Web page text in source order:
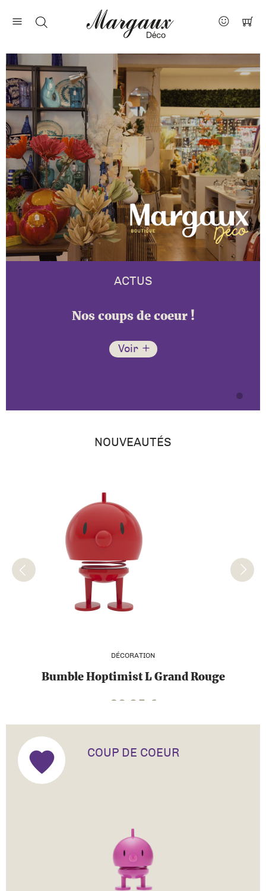
Nos marques
Contact
À propos
Actus
ACTUS
Nos coups de coeur !
Voir
NOUVEAUTÉS
DÉCORATION
Bumble Hoptimist L Grand Rouge
29,95 €
COUP DE COEUR